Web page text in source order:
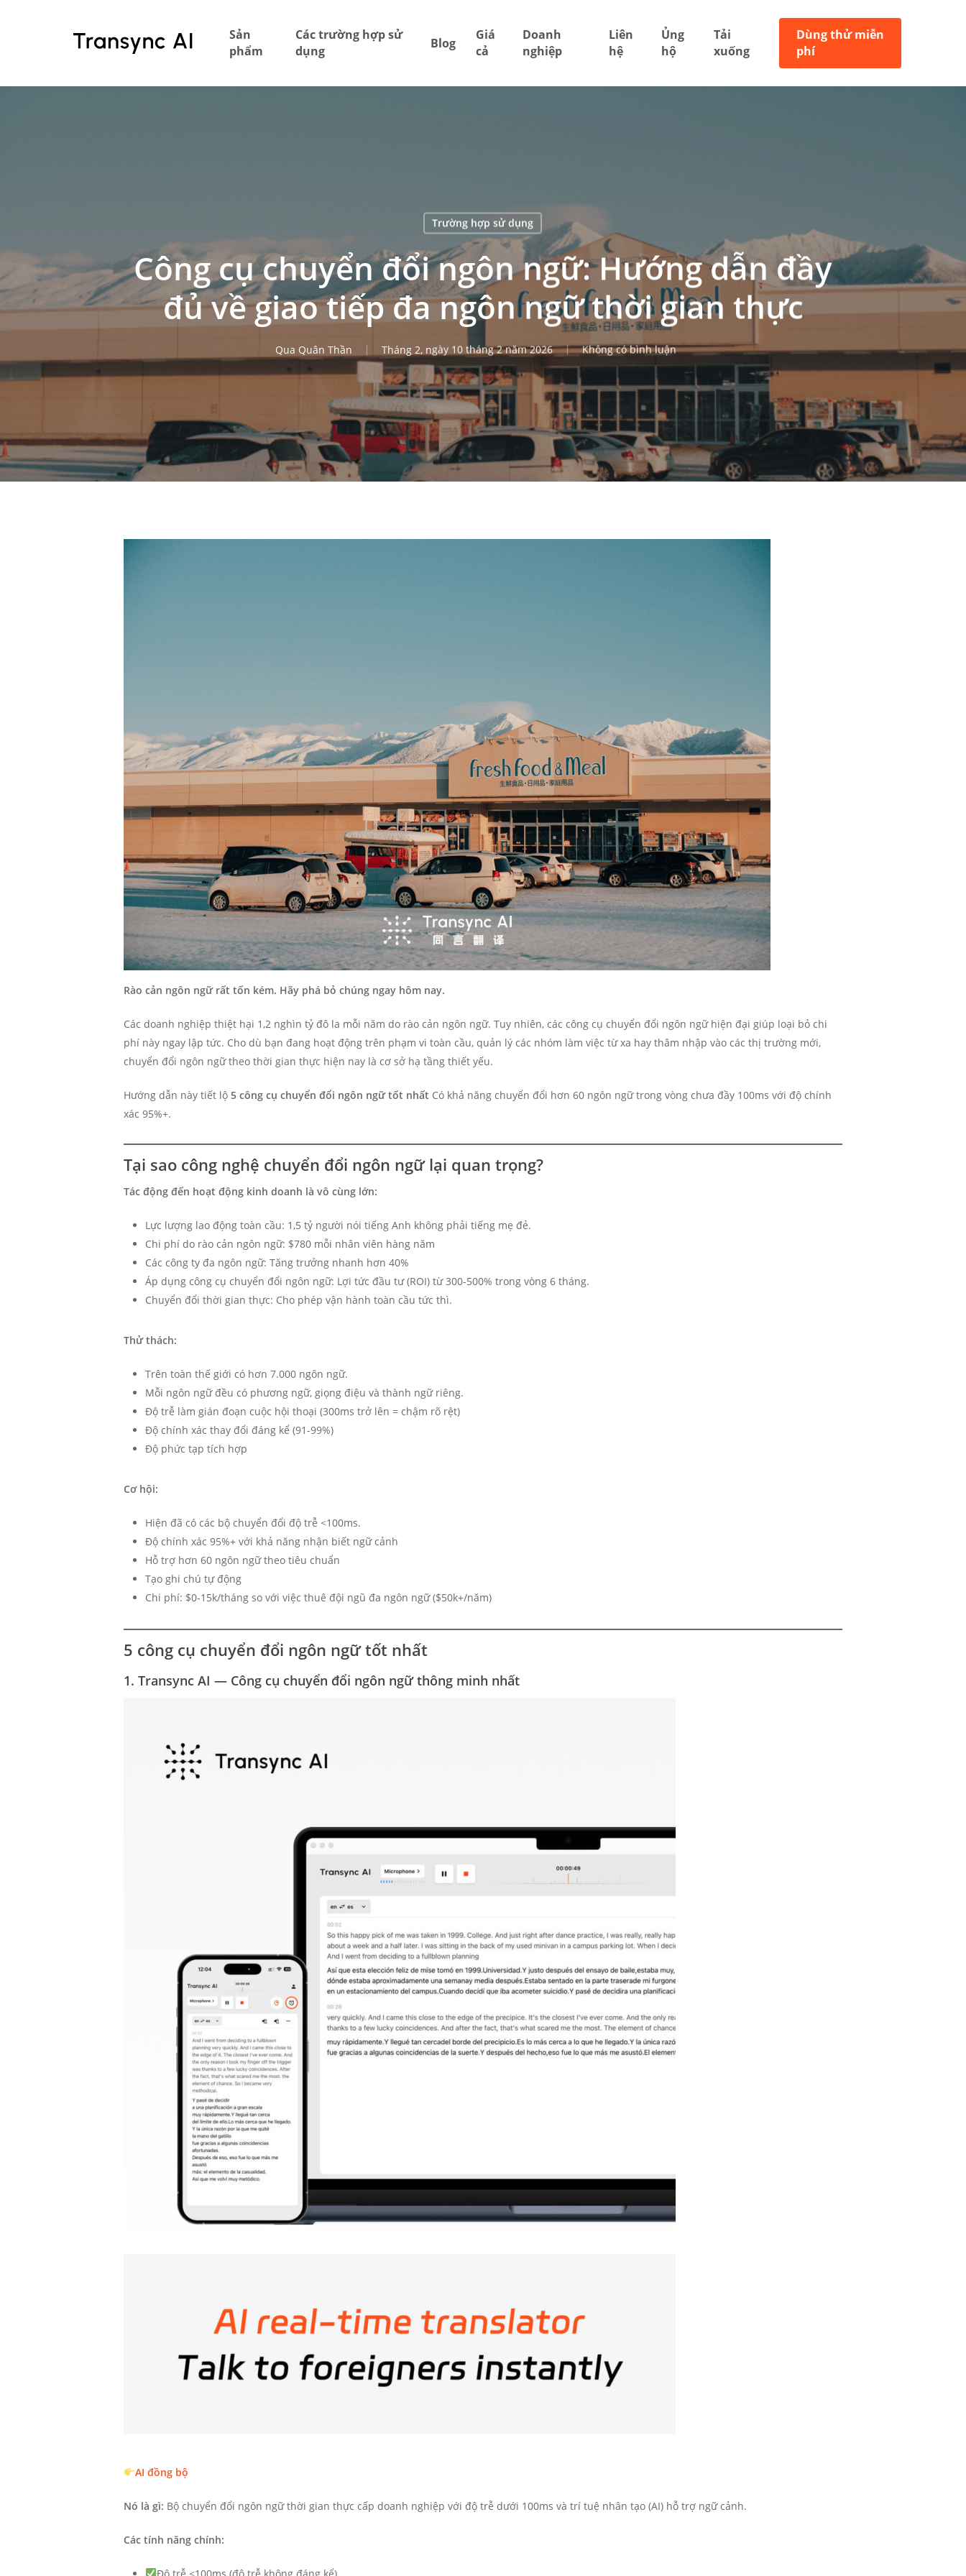
chính
Sản
phẩm
Các trường hợp sử
dụng
Blog
Giá
cả
Doanh
nghiệp
Liên
hệ
Ủng
hộ
Tải
xuống
Dùng thử miễn
phí
Trường hợp sử dụng
Công cụ chuyển đổi ngôn ngữ: Hướng dẫn đầy
đủ về giao tiếp đa ngôn ngữ thời gian thực
Qua Quân Thần Tháng 2, ngày 10 tháng 2 năm 2026 Không có bình luận
Rào cản ngôn ngữ rất tốn kém. Hãy phá bỏ chúng ngay hôm nay.
Các doanh nghiệp thiệt hại 1,2 nghìn tỷ đô la mỗi năm do rào cản ngôn ngữ. Tuy nhiên, các công cụ chuyển đổi ngôn ngữ hiện đại giúp loại bỏ chi
phí này ngay lập tức. Cho dù bạn đang hoạt động trên phạm vi toàn cầu, quản lý các nhóm làm việc từ xa hay thâm nhập vào các thị trường mới,
chuyển đổi ngôn ngữ theo thời gian thực hiện nay là cơ sở hạ tầng thiết yếu.
Hướng dẫn này tiết lộ 5 công cụ chuyển đổi ngôn ngữ tốt nhất Có khả năng chuyển đổi hơn 60 ngôn ngữ trong vòng chưa đầy 100ms với độ chính
xác 95%+.
Tại sao công nghệ chuyển đổi ngôn ngữ lại quan trọng?
Tác động đến hoạt động kinh doanh là vô cùng lớn:
Lực lượng lao động toàn cầu: 1,5 tỷ người nói tiếng Anh không phải tiếng mẹ đẻ.
Chi phí do rào cản ngôn ngữ: $780 mỗi nhân viên hàng năm
Các công ty đa ngôn ngữ: Tăng trưởng nhanh hơn 40%
Áp dụng công cụ chuyển đổi ngôn ngữ: Lợi tức đầu tư (ROI) từ 300-500% trong vòng 6 tháng.
Chuyển đổi thời gian thực: Cho phép vận hành toàn cầu tức thì.
Thử thách:
Trên toàn thế giới có hơn 7.000 ngôn ngữ.
Mỗi ngôn ngữ đều có phương ngữ, giọng điệu và thành ngữ riêng.
Độ trễ làm gián đoạn cuộc hội thoại (300ms trở lên = chậm rõ rệt)
Độ chính xác thay đổi đáng kể (91-99%)
Độ phức tạp tích hợp
Cơ hội:
Hiện đã có các bộ chuyển đổi độ trễ <100ms.
Độ chính xác 95%+ với khả năng nhận biết ngữ cảnh
Hỗ trợ hơn 60 ngôn ngữ theo tiêu chuẩn
Tạo ghi chú tự động
Chi phí: $0-15k/tháng so với việc thuê đội ngũ đa ngôn ngữ ($50k+/năm)
5 công cụ chuyển đổi ngôn ngữ tốt nhất
1. Transync AI — Công cụ chuyển đổi ngôn ngữ thông minh nhất
AI đồng bộ
Nó là gì: Bộ chuyển đổi ngôn ngữ thời gian thực cấp doanh nghiệp với độ trễ dưới 100ms và trí tuệ nhân tạo (AI) hỗ trợ ngữ cảnh.
Các tính năng chính: